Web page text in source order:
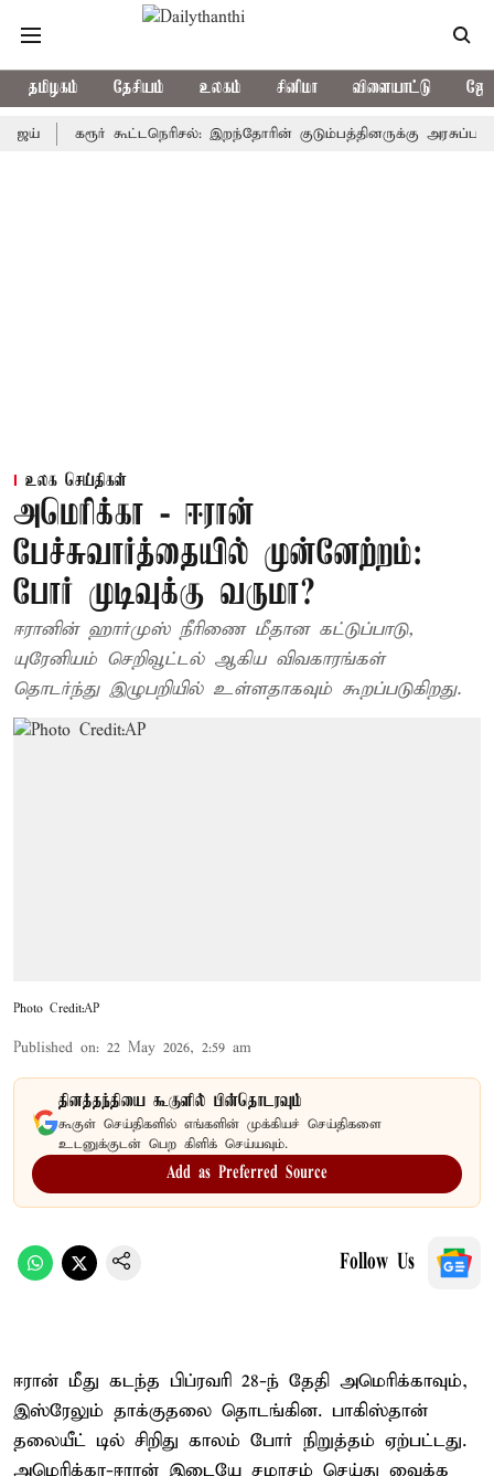
தமிழகம் தேசியம் உலகம் சினிமா விளையாட்டு
கரூர் கூட்டநெரிசல்: இறந்தோரின் குடும்பத்தினருக்கு அரசுப்பணி
உலக செய்திகள்
அமெரிக்கா - ஈரான்
பேச்சுவார்த்தையில் முன்னேற்றம்:
போர் முடிவுக்கு வருமா?
ஈரானின் ஹார்முஸ் நீரிணை மீதான கட்டுப்பாடு,
யுரேனியம் செறிவூட்டல் ஆகிய விவகாரங்கள்
தொடர்ந்து இழுபறியில் உள்ளதாகவும் கூறப்படுகிறது.
Photo Credit:AP
Published on: 22 May 2026, 2:59 am
தினத்தந்தியை கூகுளில் பின்தொடரவும்
கூகுள் செய்திகளில் எங்களின் முக்கியச் செய்திகளை
உடனுக்குடன் பெற கிளிக் செய்யவும்.
Add as Preferred Source
Follow Us
ஈரான் மீது கடந்த பிப்ரவரி 28-ந் தேதி அமெரிக்காவும்,
இஸ்ரேலும் தாக்குதலை தொடங்கின. பாகிஸ்தான்
தலையீட் டில் சிறிது காலம் போர் நிறுத்தம் ஏற்பட்டது.
அமெரிக்கா-ஈரான் இடையே சமரசம் செய்து வைக்க